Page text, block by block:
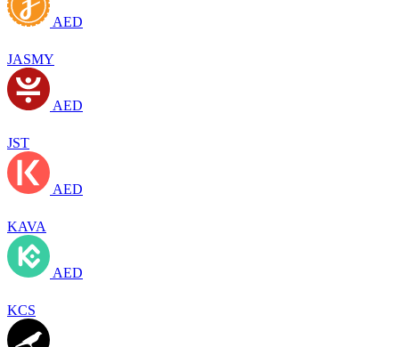
AED
JASMY
AED
JST
AED
KAVA
AED
KCS